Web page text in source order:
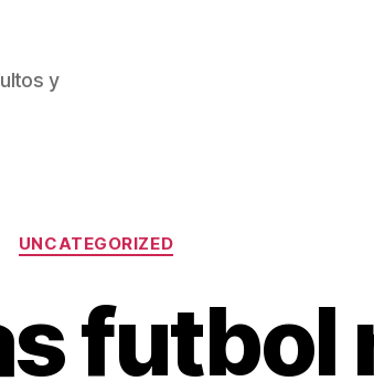
y
Categorías
UNCATEGORIZED
futbol